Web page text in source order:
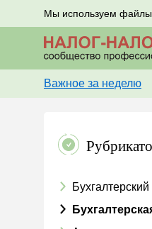
Мы используем файлы
Подписывайтесь на
Важное за неделю
Бухгалтерский